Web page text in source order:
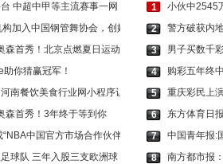
中超中甲等主流赛事一网
加入中国钢管舞协会，创始
首秀！北京点燃夏日运动激
你猜赢冠军！
南餐饮美食行业网小程序让
森首秀！3年终于等到你
中国官方市场合作伙伴
球队 三年入股三支欧洲球
1
小伙中2545
2
警方破获内
3
男子买数千
4
购彩五年终
5
重庆彩民上
6
东方体育日
7
中国青年报:
8
南方都市报